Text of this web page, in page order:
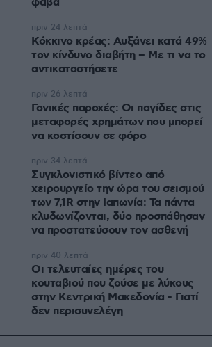
Κόκκινο κρέας: Αυξάνει κατά 49%
τον κίνδυνο διαβήτη – Με τι να το
αντικαταστήσετε
πριν 24 λεπτά
Γονικές παροχές: Οι παγίδες στις
μεταφορές χρημάτων που μπορεί
να κοστίσουν σε φόρο
πριν 26 λεπτά
Συγκλονιστικό βίντεο από
χειρουργείο την ώρα του σεισμού
των 7,1R στην Ιαπωνία: Τα πάντα
κλυδωνίζονται, δύο προσπάθησαν
να προστατεύσουν τον ασθενή
πριν 34 λεπτά
Οι τελευταίες ημέρες του
κουταβιού που ζούσε με λύκους
στην Κεντρική Μακεδονία - Γιατί
δεν περισυνελέγη
πριν 40 λεπτά